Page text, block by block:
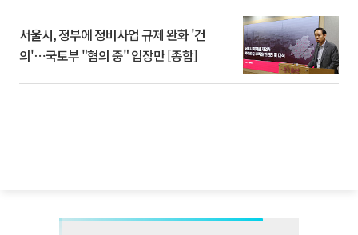
서울시, 정부에 정비사업 규제 완화 '건
의'⋯국토부 "협의 중" 입장만 [종합]